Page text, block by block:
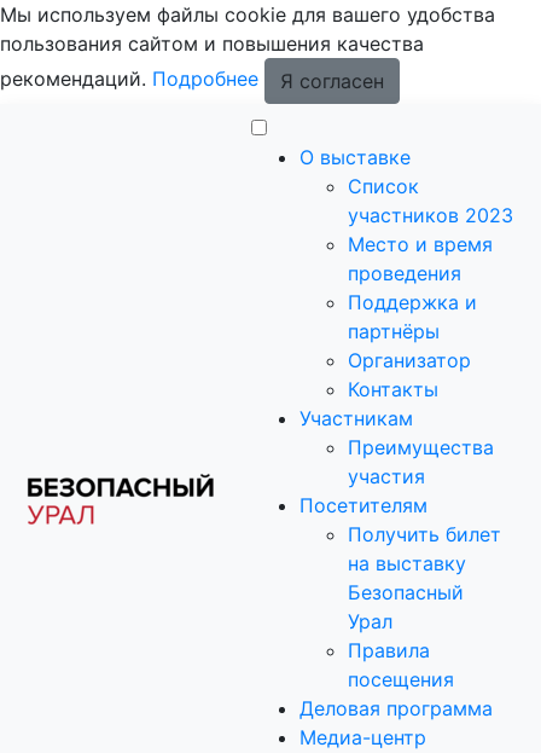
Мы используем файлы cookie для вашего удобства
пользования сайтом и повышения качества
рекомендаций. Подробнее Я согласен
О выставке
Список
участников 2023
Место и время
проведения
Поддержка и
партнёры
Организатор
Контакты
Участникам
Преимущества
участия
Посетителям
Получить билет
на выставку
Безопасный
Урал
Правила
посещения
Деловая программа
Медиа-центр